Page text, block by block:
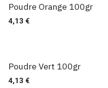
Ventes
Poudre Orange 100gr
4,13 €
Ventes
Poudre Vert 100gr
4,13 €